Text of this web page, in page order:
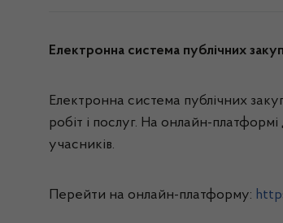
Електронна система публічних
Електронна система публічних
робіт і послуг. На онлайн-
учасників.
Перейти на онлайн-платформу: